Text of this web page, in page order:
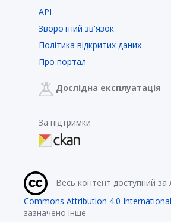
API
Зворотний зв'язок
Політика відкритих даних
Про портал
Дослідна експлуатація
За підтримки
Весь контент доступний за
Commons Attribution 4.0
зазначено інше